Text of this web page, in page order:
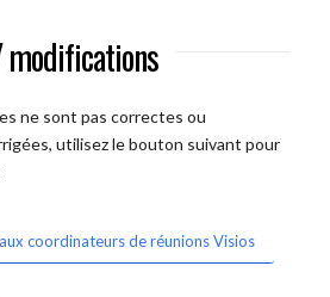
modifications
ne sont pas correctes ou
utilisez le bouton suivant pour
coordinateurs de réunions Visios